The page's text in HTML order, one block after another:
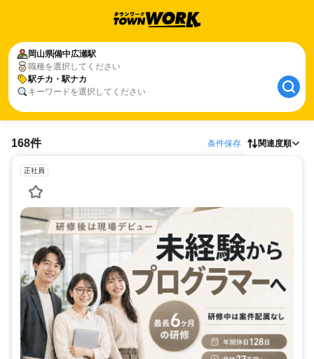
岡山県備中広瀬駅
職種を選択してください
駅チカ・駅ナカ
キーワードを選択してください
168件 条件保存 関連度順
正社員